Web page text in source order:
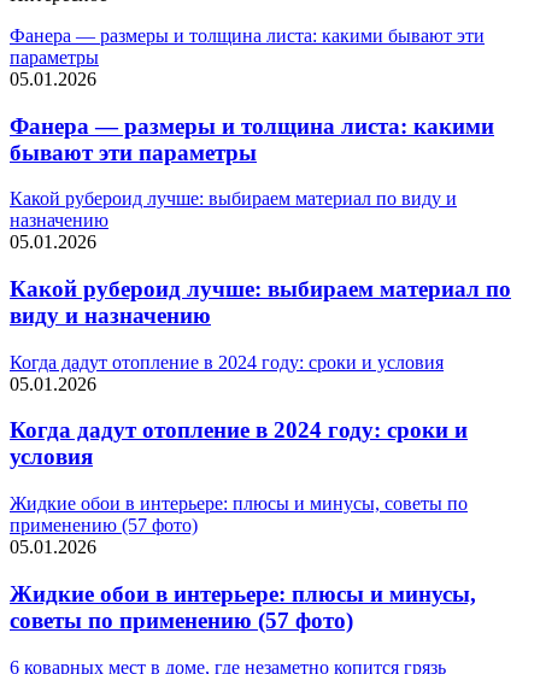
Фанера — размеры и толщина листа: какими бывают эти
параметры
05.01.2026
Фанера — размеры и толщина листа: какими
бывают эти параметры
Какой рубероид лучше: выбираем материал по виду и
назначению
05.01.2026
Какой рубероид лучше: выбираем материал по
виду и назначению
Когда дадут отопление в 2024 году: сроки и условия
05.01.2026
Когда дадут отопление в 2024 году: сроки и
условия
Жидкие обои в интерьере: плюсы и минусы, советы по
применению (57 фото)
05.01.2026
Жидкие обои в интерьере: плюсы и минусы,
советы по применению (57 фото)
6 коварных мест в доме, где незаметно копится грязь